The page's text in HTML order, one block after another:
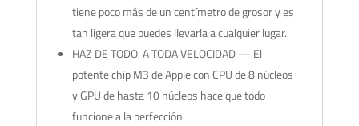
tiene poco más de un centímetro de grosor y es
tan ligera que puedes llevarla a cualquier lugar.
HAZ DE TODO. A TODA VELOCIDAD — El
potente chip M3 de Apple con CPU de 8 núcleos
y GPU de hasta 10 núcleos hace que todo
funcione a la perfección.